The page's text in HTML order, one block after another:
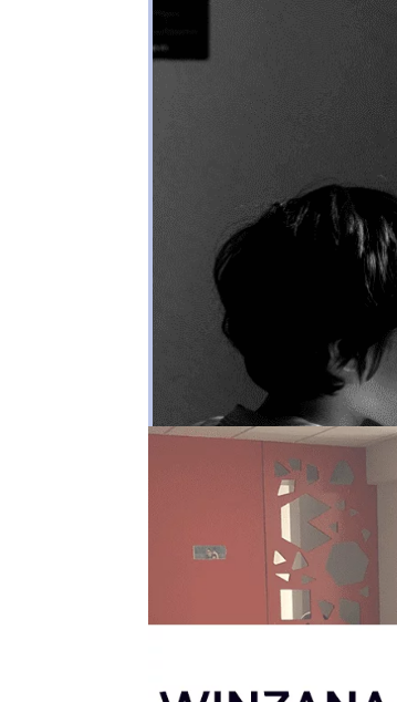
Internet se démocratise
pour devenir un élément
différentes et nombreuses
10 conseils
Oct 14, 2025
France, Août 2022. Premier
France, ont l’impression
enfer, à boire un pastis sur